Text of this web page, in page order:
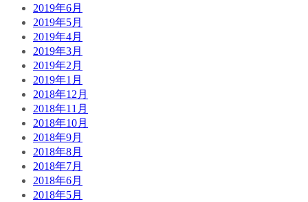
2019年6月
2019年5月
2019年4月
2019年3月
2019年2月
2019年1月
2018年12月
2018年11月
2018年10月
2018年9月
2018年8月
2018年7月
2018年6月
2018年5月